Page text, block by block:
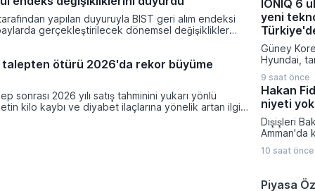
Mağazacılık, Teknika Plast, Türker Vangölü Enerji
oldu.
yapılan duyuruyla BIST geri alım endeksi
gerçekleştirilecek dönemsel değişiklikler
tamamlanan değerleme çalışmaları
dahil edilecek hisseler belirlendi.
talepten ötürü 2026'da rekor büyüme
sonrası 2026 yılı satış tahminini yukarı yönlü
kilo kaybı ve diyabet ilaçlarına yönelik artan ilgi,
onay
yeni fırsat
Onaylanan
talep
başlayarak
atacaklar
Teknika
Enerji ve
IONIQ 6
yeni
Güney
Hyundai,
şekilde
satışa
ve ileri
yenilenen
sayesinde
9 saat önce
Hakan
niyeti yok
Dışişleri
Amman'da
bulundu.
10 saat önce
Piyasa